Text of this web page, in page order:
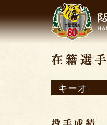
キーオ